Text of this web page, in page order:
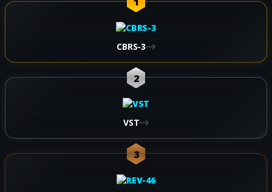
CBRS-3
2
VST
3